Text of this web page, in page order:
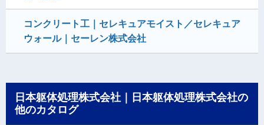
コンクリート工｜セレキュアモイスト／セレキュア
ウォール｜セーレン株式会社
日本躯体処理株式会社｜日本躯体処理株式会社の
他のカタログ